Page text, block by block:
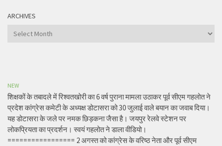
ARCHIVES
Archives
NEW
शिक्षकों के तबादले में रिश्वतखोरी का 6 वर्ष पुराना मामला उठाकर पूर्व सीएम गहलोत ने
प्रदेश कांग्रेस कमेटी के अध्यक्ष डोटासरा को 30 जुलाई वाले बयान का जवाब दिया।
यह डोटासरा के जले पर नमक छिड़कना जैसा है। जयपुर रेलवे स्टेशन पर
लोकप्रियता का प्रदर्शन। स्वयं गहलोत ने डाला वीडियो।
================= 2 अगस्त को कांग्रेस के वरिष्ठ नेता और पूर्व सीएम